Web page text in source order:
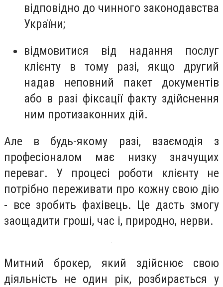
відповідно до чинного законодавства
України;
відмовитися від надання послуг
клієнту в тому разі, якщо другий
надав неповний пакет документів
або в разі фіксації факту здійснення
ним протизаконних дій.
Але в будь-якому разі, взаємодія з
професіоналом має низку значущих
переваг. У процесі роботи клієнту не
потрібно переживати про кожну свою дію
- все зробить фахівець. Це дасть змогу
заощадити гроші, час і, природно, нерви.
Митний брокер, який здійснює свою
діяльність не один рік, розбирається у